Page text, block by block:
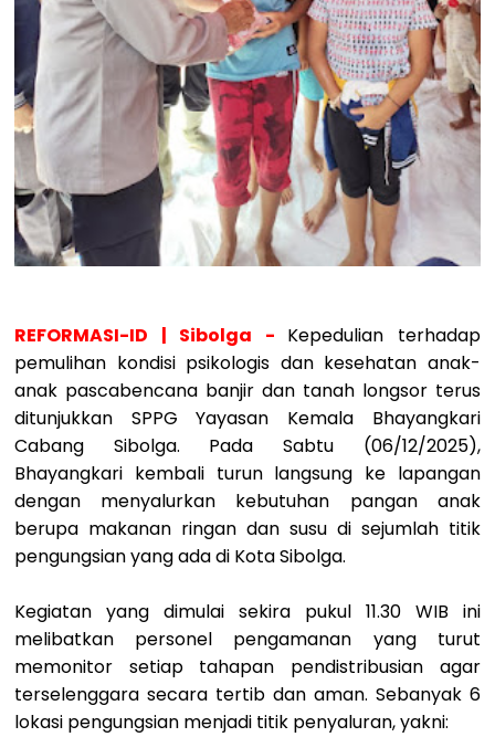
REFORMASI-ID | Sibolga - Kepedulian terhadap
pemulihan kondisi psikologis dan kesehatan anak-
anak pascabencana banjir dan tanah longsor terus
ditunjukkan SPPG Yayasan Kemala Bhayangkari
Cabang Sibolga. Pada Sabtu (06/12/2025),
Bhayangkari kembali turun langsung ke lapangan
dengan menyalurkan kebutuhan pangan anak
berupa makanan ringan dan susu di sejumlah titik
pengungsian yang ada di Kota Sibolga.
Kegiatan yang dimulai sekira pukul 11.30 WIB ini
melibatkan personel pengamanan yang turut
memonitor setiap tahapan pendistribusian agar
terselenggara secara tertib dan aman. Sebanyak 6
lokasi pengungsian menjadi titik penyaluran, yakni: